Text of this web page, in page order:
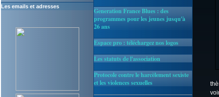
Generation France Blues : des
programmes pour les jeunes jusqu'à
26 ans
Espace pro : téléchargez nos logos
Les statuts de l'association
Protocole contre le harcèlement sexiste
et les violences sexuelles
Les emails et adresses